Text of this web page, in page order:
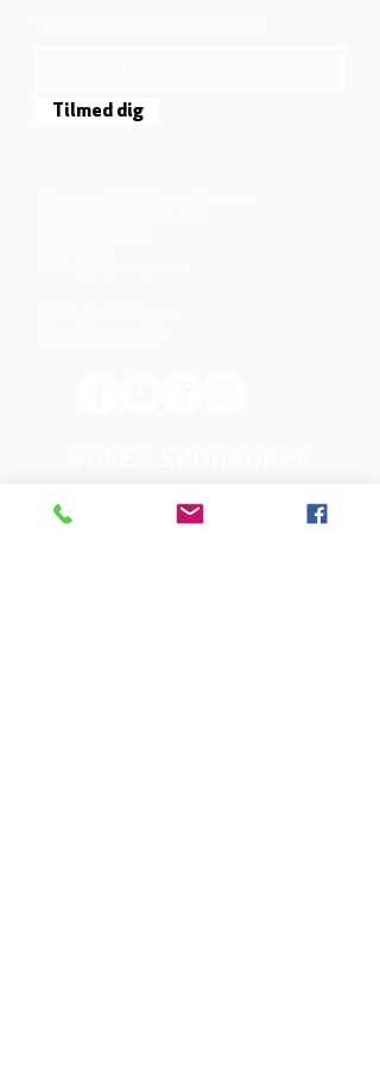
Tilmed dig